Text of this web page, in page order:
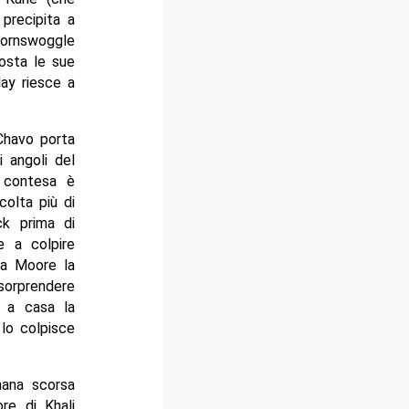
a
le sue
riesce a
porta
del
è
più di
prima di
a colpire
Moore la
a casa la
colpisce
scorsa